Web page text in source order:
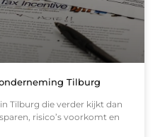
Tilburg
Tilburg die verder kijkt dan
risico’s voorkomt en